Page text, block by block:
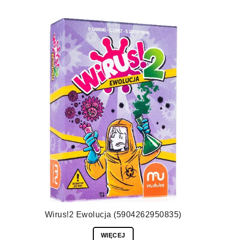
Wirus!2 Ewolucja (5904262950835)
WIĘCEJ